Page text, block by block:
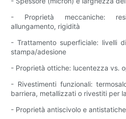
- Proprietà meccaniche:
allungamento, rigidità
- Trattamento superficiale: livelli
stampa/adesione
- Proprietà ottiche: lucentezza vs.
- Rivestimenti funzionali:
barriera, metallizzati o rivestiti per
- Proprietà antiscivolo e antistatiche